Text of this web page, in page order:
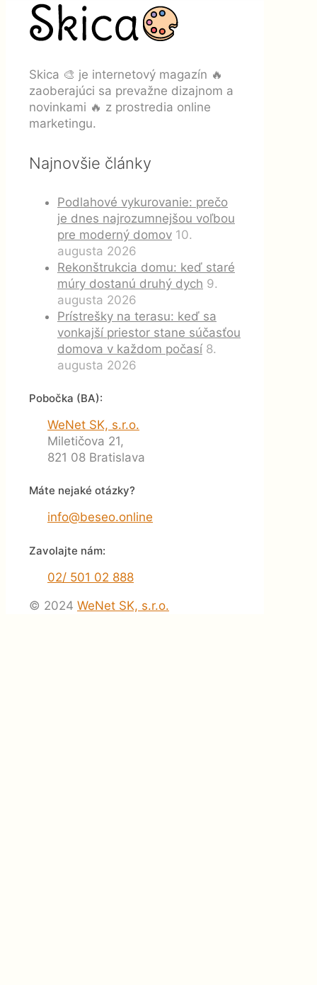
Skica 🎨 je internetový magazín 🔥
zaoberajúci sa prevažne dizajnom a
novinkami 🔥 z prostredia online
marketingu.
Najnovšie články
Podlahové vykurovanie: prečo
je dnes najrozumnejšou voľbou
pre moderný domov 10.
augusta 2026
Rekonštrukcia domu: keď staré
múry dostanú druhý dych 9.
augusta 2026
Prístrešky na terasu: keď sa
vonkajší priestor stane súčasťou
domova v každom počasí 8.
augusta 2026
Pobočka (BA):
WeNet SK, s.r.o.
Miletičova 21,
821 08 Bratislava
Máte nejaké otázky?
info@beseo.online
Zavolajte nám:
02/ 501 02 888
© 2024 WeNet SK, s.r.o.